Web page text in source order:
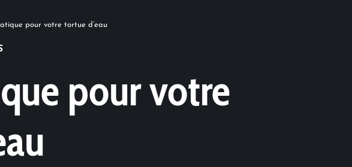
pour votre tortue d’eau
pour votre